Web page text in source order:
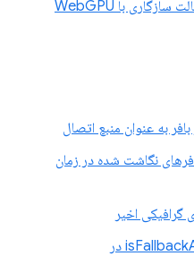
به عنوان منبع اتصال
نگاشت شده در زمان
گرافیکی اخیر
منسوخ کردن ویژگی isFallbackAdapter در